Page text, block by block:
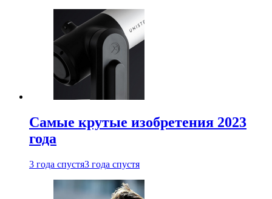
Самые крутые изобретения 2023
года
3 года спустя3 года спустя